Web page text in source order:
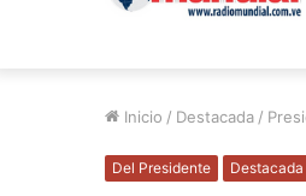
Inicio / Destacada /
Del Presidente Destacada